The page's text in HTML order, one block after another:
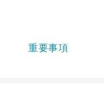
重要事項